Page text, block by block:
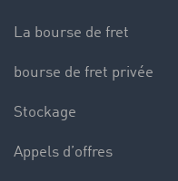
La bourse de fret
bourse de fret privée
Stockage
Appels d’offres